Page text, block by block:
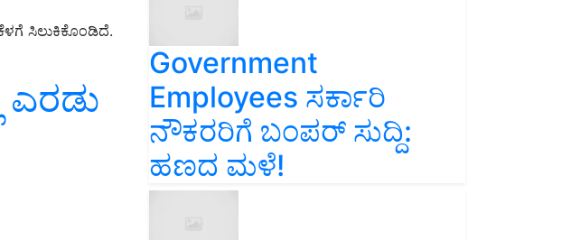
ಸಿಲುಕಿಕೊಂಡಿದೆ.
ಎರಡು
Government
Employees ಸರ್ಕಾರಿ
ನೌಕರರಿಗೆ ಬಂಪರ್‌ ಸುದ್ದಿ:
ಹಣದ ಮಳೆ!